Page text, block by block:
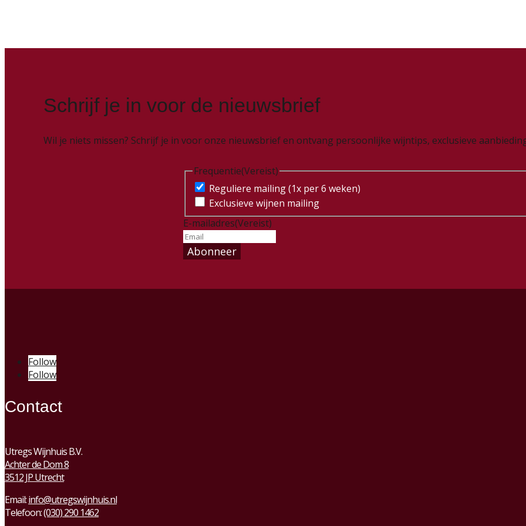
Schrijf je in voor de nieuwsbrief
Wil je niets missen? Schrijf je in voor onze nieuwsbrief en ontvang persoonlijke wijntips, exclusieve
Frequentie(Vereist)
Reguliere mailing (1x per 6 weken)
Exclusieve wijnen mailing
E-mailadres(Vereist)
Follow
Follow
Contact
Utregs Wijnhuis B.V.
Achter de Dom 8
3512 JP Utrecht
Email:info@utregswijnhuis.nl
Telefoon:(030) 290 1462